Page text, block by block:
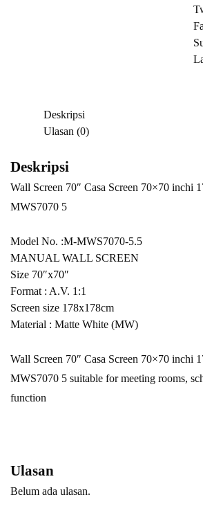
Deskripsi
Ulasan (0)
Deskripsi
Wall Screen 70″ Casa Screen 70×70 inchi
MWS7070 5
Model No. :M-MWS7070-5.5
MANUAL WALL SCREEN
Size 70″x70″
Format : A.V. 1:1
Screen size 178x178cm
Material : Matte White (MW)
Wall Screen 70″ Casa Screen 70×70 inchi
MWS7070 5 suitable for meeting rooms,
function
Ulasan
Belum ada ulasan.